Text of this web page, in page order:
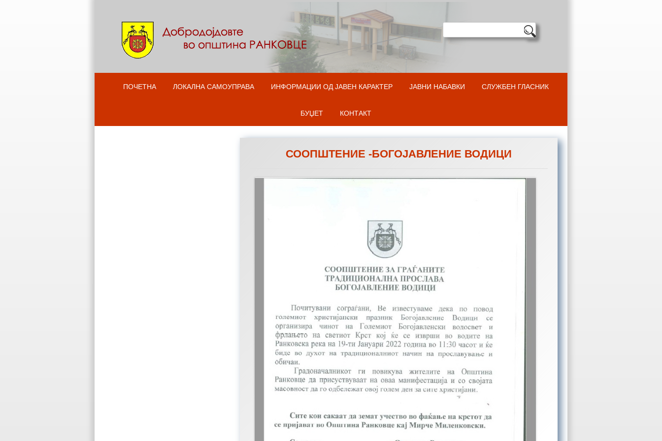
ПОЧЕТНА
ЛОКАЛНА САМОУПРАВА ИНФОРМАЦИИ ОД ЈАВЕН КАРАКТЕР ЈАВНИ НАБАВКИ СЛУЖБЕН ГЛАСНИК
БУЏЕТ КОНТАКТ
СООПШТЕНИЕ -БОГОЈАВЛЕНИЕ ВОДИЦИ